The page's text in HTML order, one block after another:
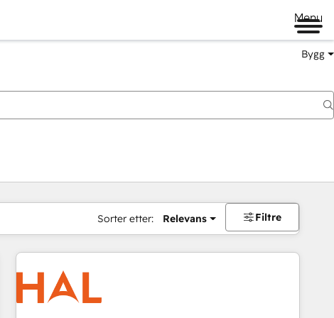
Menu
Bygg
Sorter etter: Relevans Filtre